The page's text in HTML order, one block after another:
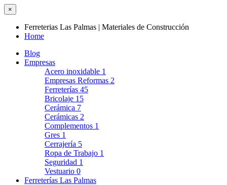
×
Ferreterias Las Palmas | Materiales de Construcción
Home
Blog
Empresas
Acero inoxidable 1
Empresas Reformas 2
Ferreterías 45
Bricolaje 15
Cerámica 7
Cerámicas 2
Complementos 1
Gres 1
Cerrajería 5
Ropa de Trabajo 1
Seguridad 1
Vestuario 0
Ferreterías Las Palmas